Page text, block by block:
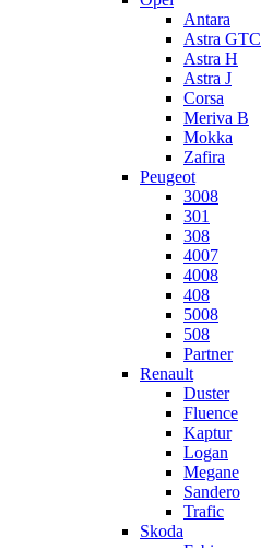
Antara
Astra GTC
Astra H
Astra J
Corsa
Meriva B
Mokka
Zafira
Peugeot
3008
301
308
4007
4008
408
5008
508
Partner
Renault
Duster
Fluence
Kaptur
Logan
Megane
Sandero
Trafic
Skoda